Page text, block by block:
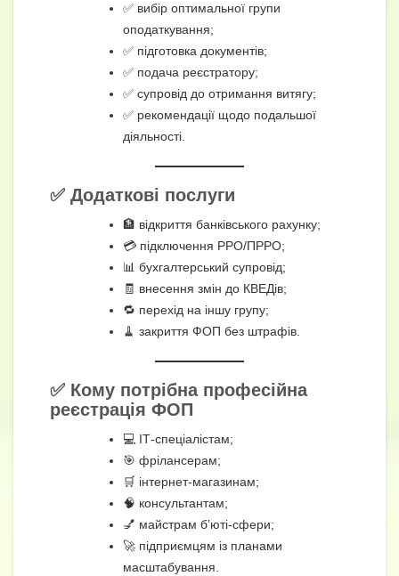
✅ вибір оптимальної групи
оподаткування;
✅ підготовка документів;
✅ подача реєстратору;
✅ супровід до отримання витягу;
✅ рекомендації щодо подальшої
діяльності.
✅ Додаткові послуги
🏦 відкриття банківського рахунку;
💳 підключення РРО/ПРРО;
📊 бухгалтерський супровід;
🧾 внесення змін до КВЕДів;
🔁 перехід на іншу групу;
🧹 закриття ФОП без штрафів.
✅ Кому потрібна професійна
реєстрація ФОП
💻 ІТ-спеціалістам;
🎯 фрілансерам;
🛒 інтернет-магазинам;
🧠 консультантам;
💅 майстрам б’юті-сфери;
🚀 підприємцям із планами
масштабування.